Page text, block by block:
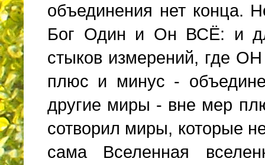
объединения нет конца.
Бог Один и Он ВСЁ: и
стыков измерений, где
плюс и минус -
другие миры - вне мер
сотворил миры, которые
сама Bселенная